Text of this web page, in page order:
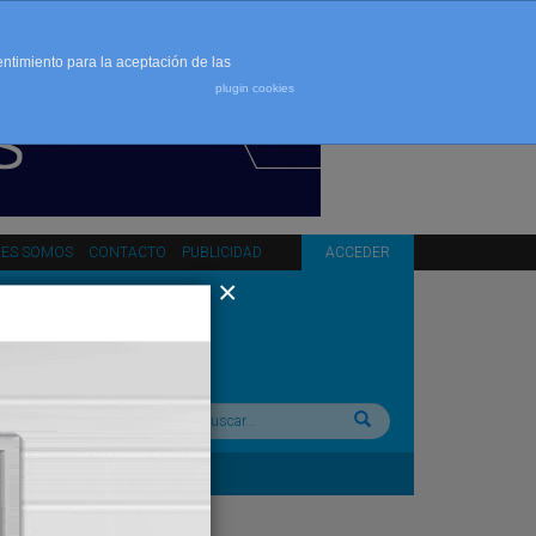
SOMOS CONTACTO PUBLICIDAD ACCEDER
para la aceptación de las
plugin cookies